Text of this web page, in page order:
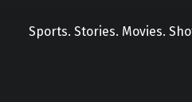
Sports. Stories. Movies.